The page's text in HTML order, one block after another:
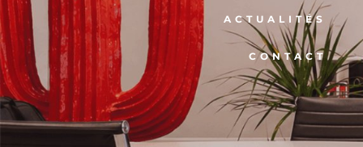
ACTUALITÉS
CONTACT